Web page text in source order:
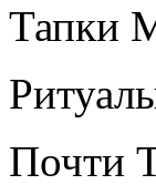
Тапки
Почти